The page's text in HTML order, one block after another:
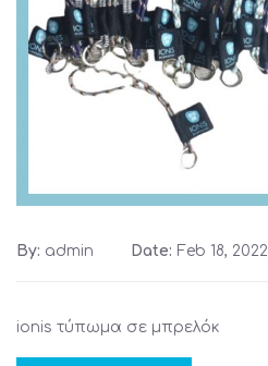
By: admin Date: Feb 18, 2022
ionis τύπωμα σε μπρελόκ